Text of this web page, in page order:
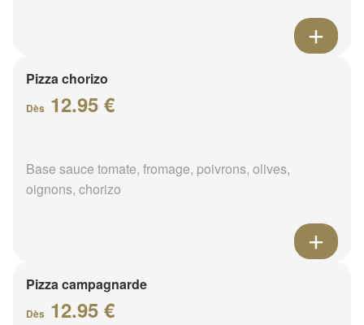
Pizza chorizo
Dès 12.95 €
Base sauce tomate, fromage, poivrons, olives,
oignons, chorizo
Pizza campagnarde
Dès 12.95 €